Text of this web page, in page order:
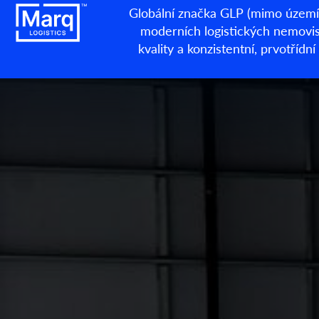
Globální značka GLP (mimo
moderních logistických
kvality a konzistentní,